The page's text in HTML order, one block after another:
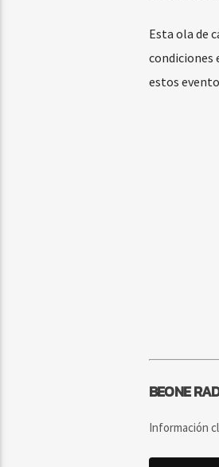
Esta ola de
condiciones
estos
BEONE
Información